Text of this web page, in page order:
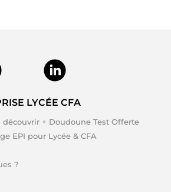
LYCÉE CFA
découvrir + Doudoune Test Offerte
EPI pour Lycée & CFA
?